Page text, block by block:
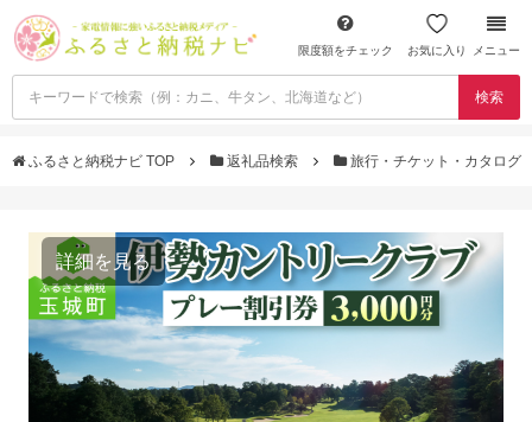
限度額をチェック お気に入り メニュー
検索
ふるさと納税ナビ TOP 返礼品検索 旅行・チケット・カタログ
詳細を見る